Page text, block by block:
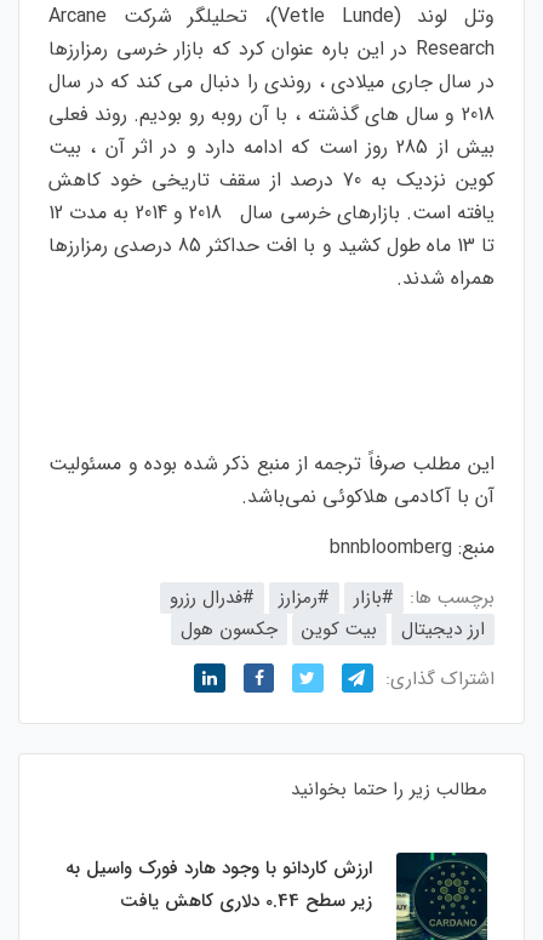
وتل لوند (Vetle Lunde)، تحلیلگر شرکت Arcane
Research در این باره عنوان کرد که بازار خرسی رمزارزها
در سال جاری میلادی ، روندی را دنبال می کند که در سال
2018 و سال های گذشته ، با آن روبه رو بودیم. روند فعلی
بیش از 285 روز است که ادامه دارد و در اثر آن ، بیت
کوین نزدیک به 70 درصد از سقف تاریخی خود کاهش
یافته است. بازارهای خرسی سال 2018 و 2014 به مدت 12
تا 13 ماه طول کشید و با افت حداکثر 85 درصدی رمزارزها
همراه شدند.
این مطلب صرفاً ترجمه از منبع ذکر شده بوده و مسئولیت
آن با آکادمی هلاکوئی نمی‌باشد.
منبع:
برچسب ها: #بازار #رمزارز
#فدرال رزرو
ارز دیجیتال
بیت کوین
جکسون هول
اشتراک گذاری:
مطالب زیر را حتما بخوانید
ارزش کاردانو با وجود هارد فورک واسیل به
زیر سطح 0.44 دلاری کاهش یافت